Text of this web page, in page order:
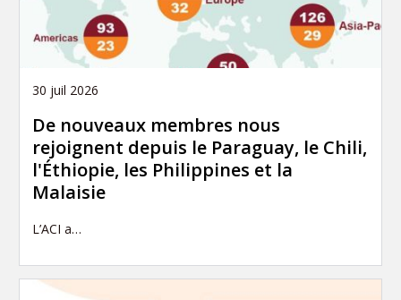
30 juil 2026
De nouveaux membres nous
rejoignent depuis le Paraguay, le Chili,
l'Éthiopie, les Philippines et la
Malaisie
L’ACI a…